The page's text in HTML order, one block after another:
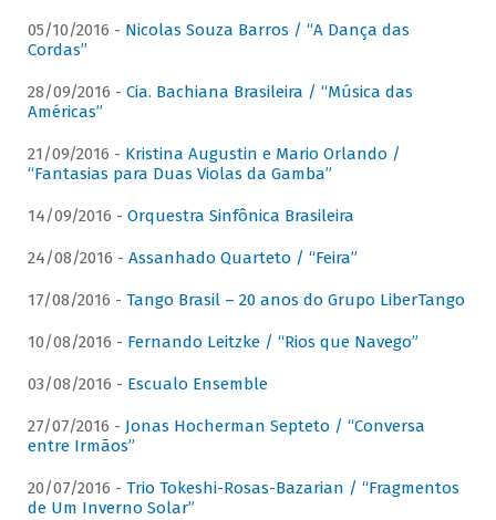
05/10/2016 - Nicolas Souza Barros / “A Dança das
Cordas”
28/09/2016 - Cia. Bachiana Brasileira / “Música das
Américas”
21/09/2016 - Kristina Augustin e Mario Orlando /
“Fantasias para Duas Violas da Gamba”
14/09/2016 - Orquestra Sinfônica Brasileira
24/08/2016 - Assanhado Quarteto / “Feira”
17/08/2016 - Tango Brasil – 20 anos do Grupo LiberTango
10/08/2016 - Fernando Leitzke / “Rios que Navego”
03/08/2016 - Escualo Ensemble
27/07/2016 - Jonas Hocherman Septeto / “Conversa
entre Irmãos”
20/07/2016 - Trio Tokeshi-Rosas-Bazarian / “Fragmentos
de Um Inverno Solar”